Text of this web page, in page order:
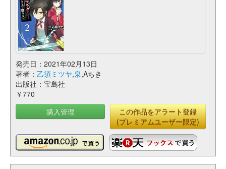
発売日：2021年02月13日
著者： 乙須ミツヤ,泉,Aちき
出版社：宝島社
￥770
購入管理
この作品をアラート登録
(プレミアムユーザー限定)